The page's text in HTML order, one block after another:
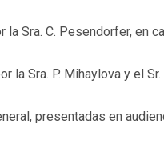
Sra. C. Pesendorfer, en
la Sra. P. Mihaylova y el
presentadas en